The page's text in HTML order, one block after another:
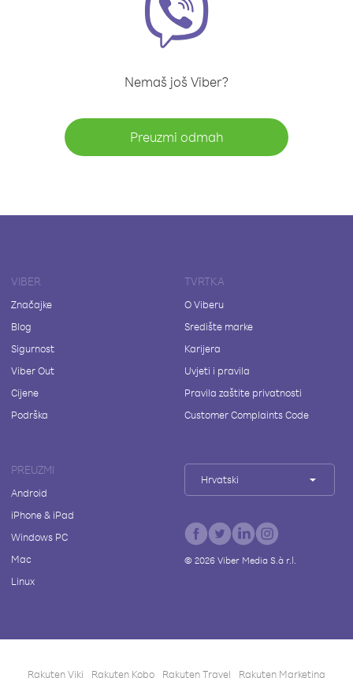
Nemaš još Viber?
Preuzmi odmah
VIBER
Značajke
Blog
Sigurnost
Viber Out
Cijene
Podrška
TVRTKA
O Viberu
Središte marke
Karijera
Uvjeti i pravila
Pravila zaštite privatnosti
Customer Complaints Code
PREUZMI
Android
iPhone & iPad
Windows PC
Mac
Linux
Hrvatski
© 2026Viber Media S.à r.l.
Rakuten Viki Rakuten Kobo Rakuten Travel Rakuten Marketing